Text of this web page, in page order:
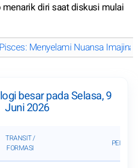
diri saat diskusi mulai
Menyelami Nuansa
besar pada Selasa, 9
Juni 2026
TRANSIT /
FORMASI